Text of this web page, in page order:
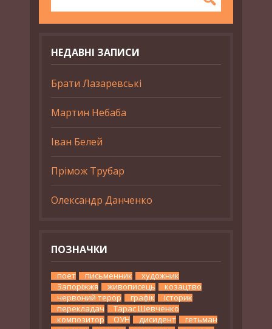
НЕДАВНІ ЗАПИСИ
Брати Лазаревські
Мартин Небаба
Іван Белей
Прімож Трубар
Олександр Данченко
ПОЗНАЧКИ
поет письменник
художник
Запоріжжя
живописець
козацтво
червоний терор
графік
історик
перекладач
Тарас Шевченко
композитор
ОУН дисидент
гетьман